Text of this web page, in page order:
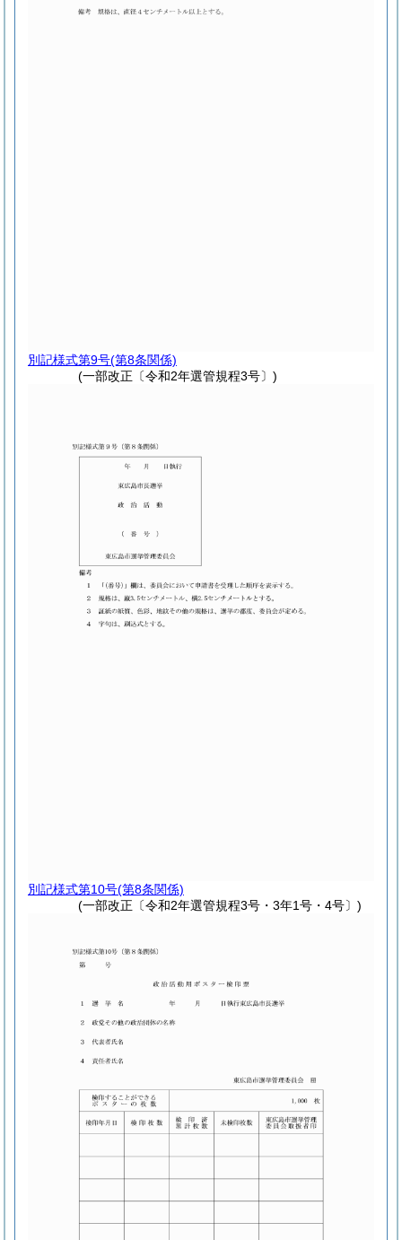
別記様式第9号(第8条関係)
(一部改正〔令和2年選管規程3号〕)
別記様式第10号(第8条関係)
(一部改正〔令和2年選管規程3号・3年1号・4号〕)